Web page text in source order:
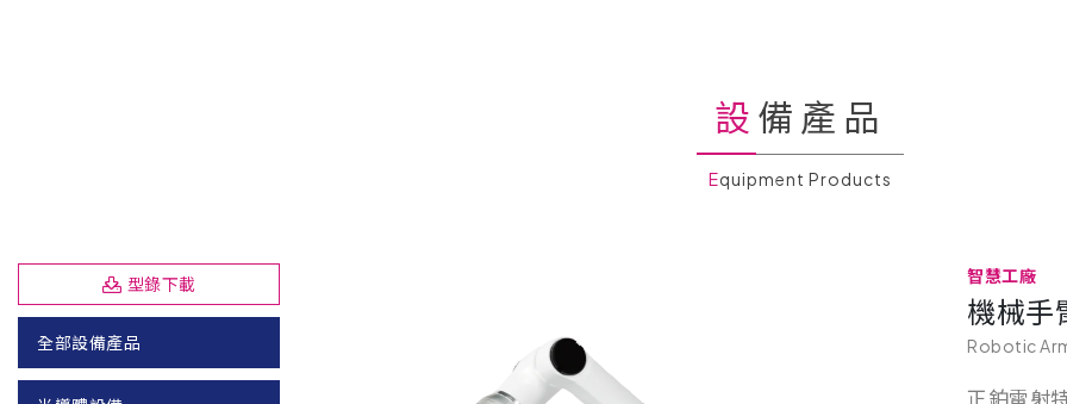
設備產品
Equipment Products
型錄下載
全部設備產品
智慧工廠
機械手
Robotic
正鉑雷射